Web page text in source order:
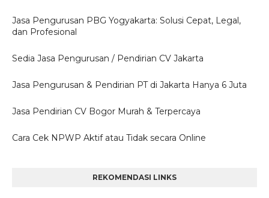
Jasa Pengurusan PBG Yogyakarta: Solusi Cepat, Legal,
dan Profesional
Sedia Jasa Pengurusan / Pendirian CV Jakarta
Jasa Pengurusan & Pendirian PT di Jakarta Hanya 6 Juta
Jasa Pendirian CV Bogor Murah & Terpercaya
Cara Cek NPWP Aktif atau Tidak secara Online
REKOMENDASI LINKS